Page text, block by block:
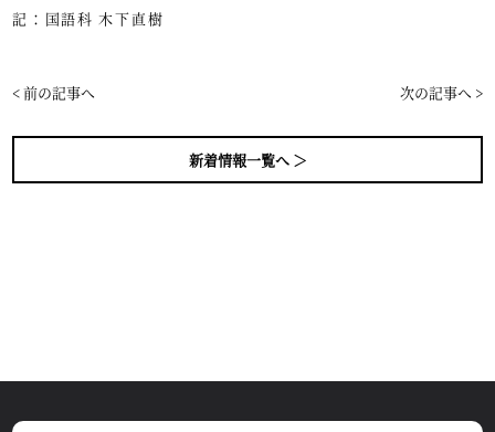
記：国語科 木下直樹
< 前の記事へ
新着情報一覧へ ＞
次の記事へ >